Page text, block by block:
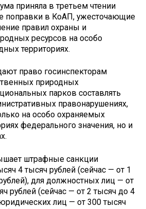
приняла в третьем чтении
поправки в КоАП, ужесточающие
правил охраны и
ресурсов на особо
территориях.
право госинспекторам
природных
парков составлять
правонарушениях,
на особо охраняемых
федерального значения, но и
штрафные санкции
4 тысяч рублей (сейчас — от 1
для должностных лиц — от
рублей (сейчас — от 2 тысяч до 4
лиц — от 300 тысяч